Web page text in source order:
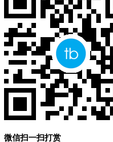
微信扫一扫打赏